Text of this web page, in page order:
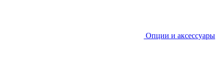
Опции и аксессуары